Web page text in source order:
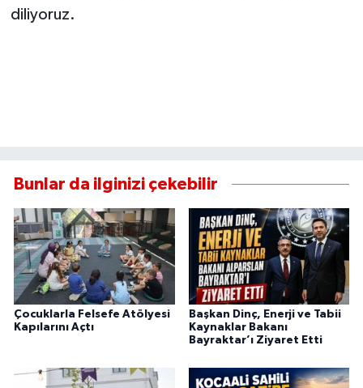
diliyoruz.
Bunlar da ilginizi çekebilir
Çocuklarla Felsefe Atölyesi
Kapılarını Açtı
Başkan Dinç, Enerji ve Tabii
Kaynaklar Bakanı
Bayraktar’ı Ziyaret Etti